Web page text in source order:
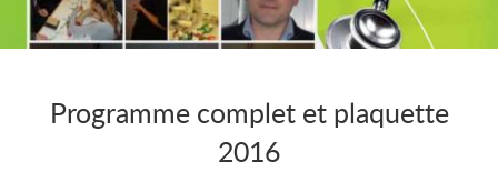
Programme complet et plaquette
2016